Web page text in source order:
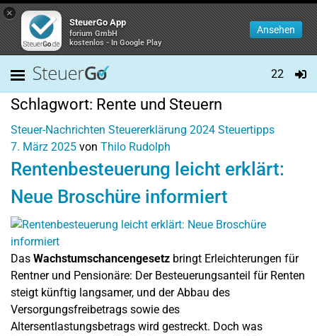
×
SteuerGo App
forium GmbH
kostenlos - In Google Play
Ansehen
22
Schlagwort: Rente und Steuern
Steuer-Nachrichten Steuererklärung 2024 Steuertipps
7. März 2025 von Thilo Rudolph
Rentenbesteuerung leicht erklärt:
Neue Broschüre informiert
Das Wachstumschancengesetz bringt Erleichterungen für
Rentner und Pensionäre: Der Besteuerungsanteil für Renten
steigt künftig langsamer, und der Abbau des
Versorgungsfreibetrags sowie des
Altersentlastungsbetrags wird gestreckt. Doch was